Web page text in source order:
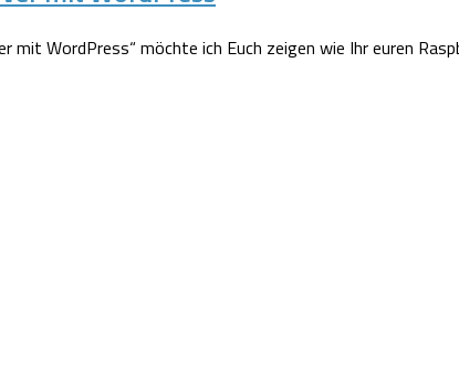
mit WordPress“ möchte ich Euch zeigen wie Ihr euren